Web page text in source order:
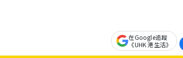
在Google追蹤
《UHK 港生活》